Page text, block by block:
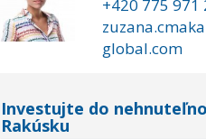
+420 775 971
global.com
Investujte do
Rakúsku